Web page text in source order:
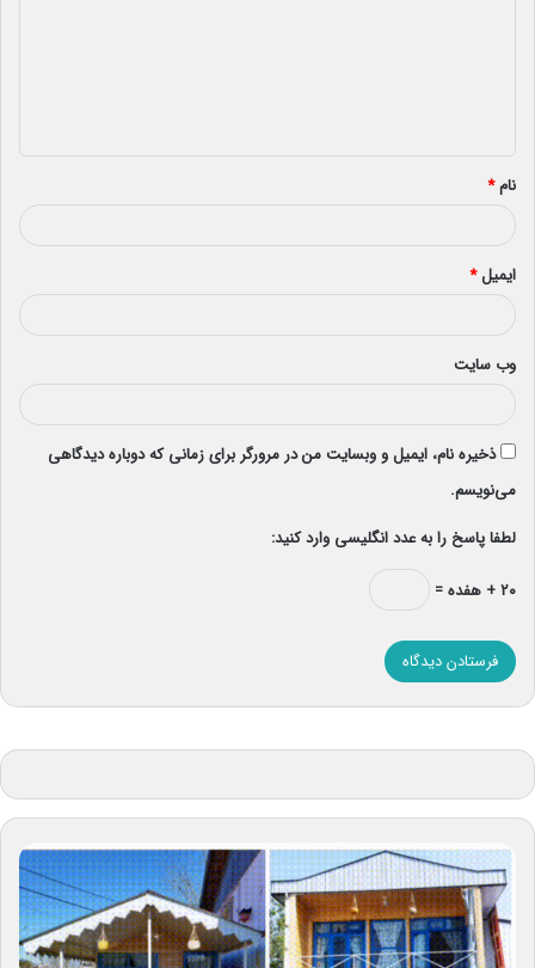
*
نام*
ایمیل*
وب‌ سایت
ذخیره نام، ایمیل و وبسایت من در مرورگر برای زمانی که دوباره دیدگاهی
می‌نویسم.
لطفا پاسخ را به عدد انگلیسی وارد کنید:
۲۰ + هفده =